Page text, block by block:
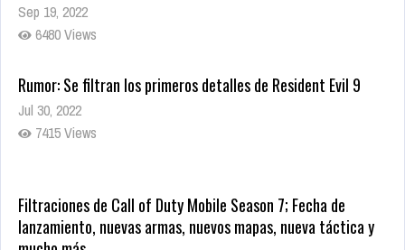
Sep 19, 2022
6480 Views
Rumor: Se filtran los primeros detalles de Resident Evil 9
Jul 30, 2022
7415 Views
Filtraciones de Call of Duty Mobile Season 7; Fecha de
lanzamiento, nuevas armas, nuevos mapas, nueva táctica y